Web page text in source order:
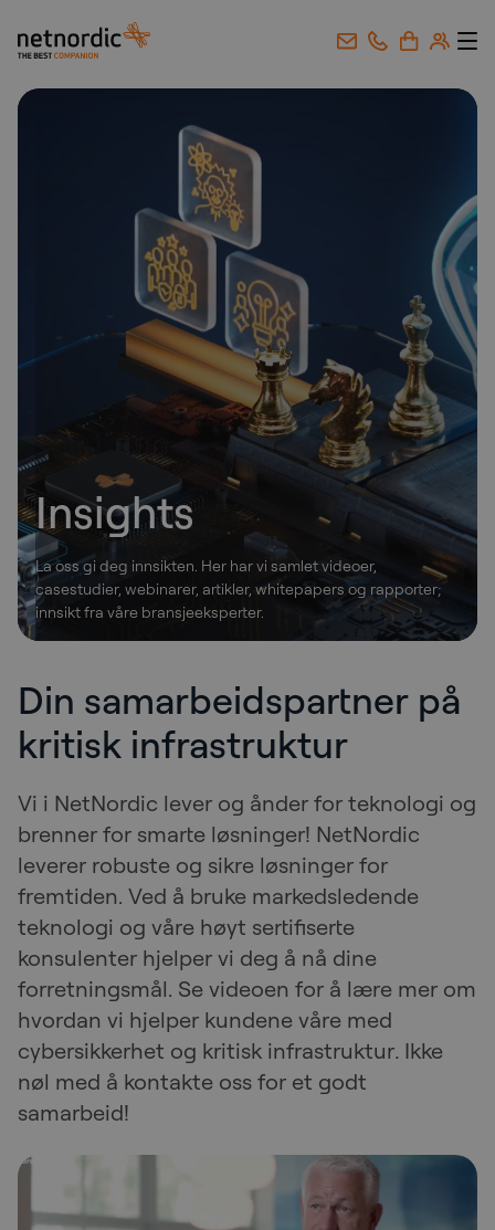
NetNordic Norway
Insights
La oss gi deg innsikten. Her har vi samlet videoer,
casestudier, webinarer, artikler, whitepapers og rapporter;
innsikt fra våre bransjeeksperter.
Din samarbeidspartner på
kritisk infrastruktur
Vi i NetNordic lever og ånder for teknologi og
brenner for smarte løsninger! NetNordic
leverer robuste og sikre løsninger for
fremtiden. Ved å bruke markedsledende
teknologi og våre høyt sertifiserte
konsulenter hjelper vi deg å nå dine
forretningsmål. Se videoen for å lære mer om
hvordan vi hjelper kundene våre med
cybersikkerhet og kritisk infrastruktur. Ikke
nøl med å kontakte oss for et godt
samarbeid!